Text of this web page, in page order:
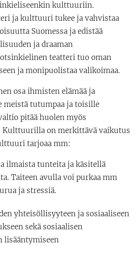
kulttuuriin.
ja kulttuuri tukee ja vahvistaa
Suomessa ja edistää
ja draaman
teatteri tuo oman
ja monipuolistaa valikoimaa.
osa ihmisten elämää ja
meistä tutumpaa ja toisille
pitää huolen myös
on merkittävä vaikutus
tarjoaa mm:
ilmaista tunteita ja käsitellä
Taiteen avulla voi purkaa mm
ja stressiä.
yhteisöllisyyteen ja sosiaaliseen
sekä sosiaalisen
lisääntymiseen